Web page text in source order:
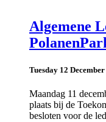
Algemene
Tuesday 12
Maandag 11
plaats bij de
besloten voor de